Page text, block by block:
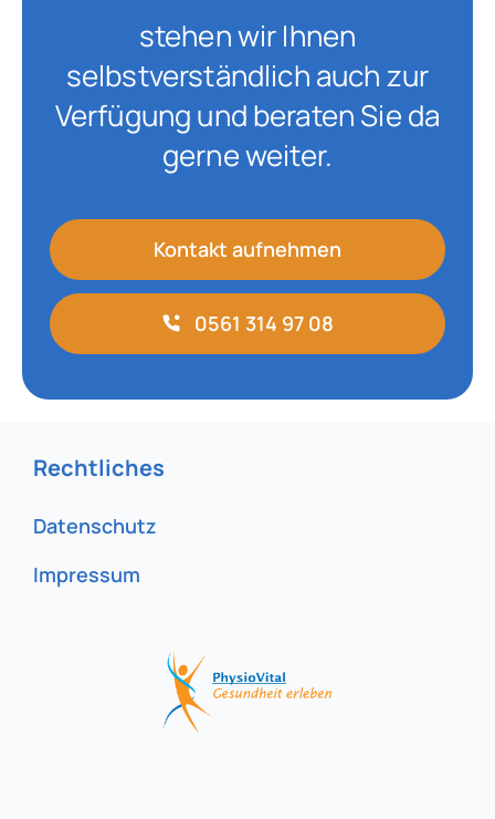
stehen wir Ihnen
selbstverständlich auch zur
Verfügung und beraten Sie da
gerne weiter.
Kontakt aufnehmen
0561 314 97 08
Rechtliches
Datenschutz
Impressum